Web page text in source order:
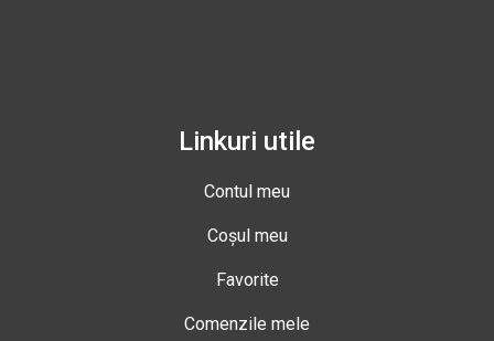
Linkuri utile
Contul meu
Coșul meu
Favorite
Comenzile mele